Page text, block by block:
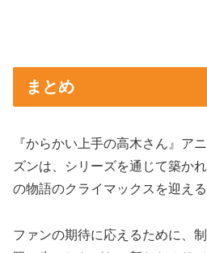
まとめ
『からかい上手の高木さん』ア
ズンは、シリーズを通じて築か
の物語のクライマックスを迎える
ファンの期待に応えるために、